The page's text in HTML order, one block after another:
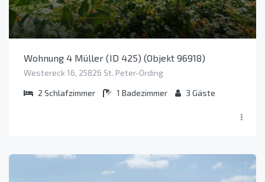
Wohnung 4 Müller (ID 425) (Objekt 96918)
Westereck 16, 25826 St. Peter-Ording
2 Schlafzimmer 1 Badezimmer 3 Gäste